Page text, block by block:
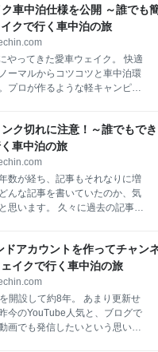
ドアの施錠は可能 ボーンバーの収
活用！ 使ってみた感想 劇的な涼
が… まとめ ボーンバーって何？
て絶景！ そして現実へ・・・ さ
奥三河の山奥にあります。 新
りて、ひたすら北上した山の中
2か所あります。今回は千枚田
場から散策してみました。 第2
方） 癒されたかん？ 第2駐車場
もとを目指して歩くことにしま
の景色 そこそこの傾斜を下って
眺めながら散策しましょうか。
ク車中泊仕様を公開 ～誰でも
クで行く車中泊の旅
やってきた愛車ウェイク。 快適
ーマルからコツコツと車中泊環
プロが作るような軽キャンピン
でもノーマルに戻せる 多少雑で
OK をモットーにしているた
れる（マネできる）」 というこ
した車中泊仕様です。 そこで今
旅をはじめたい 車中泊仕様の車
りたい という方に少しでも参考
事のリンクがありますので、そ
ると嬉しいです。 快適な睡眠環
ット化 敷布団とシュラフ、電気
ク切れに注意！～誰でもで
車中泊の旅
数が経ち、記事もそれなりに増
んな記事を書いていたのか、気
思います。 久々に過去の記事を
アドレスが変わったり閉鎖され
を起こしているようです。過去
「他にもどれくらいリンク切れ
誰もが気になるかと思います。
内のリンク切れを誰でも簡単に
たいと思います。 リンク切れ放
アカウントを作ってチャン
イクで行く車中泊の旅
開設して約8年。 あまり更新せ
今のYouTube人気と、ブログで
画でも発信したいという思いか